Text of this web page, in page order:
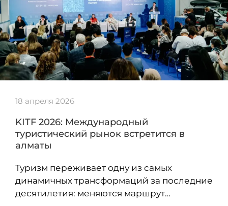
18 апреля 2026
KITF 2026: Международный
туристический рынок встретится в
алматы
Туризм переживает одну из самых
динамичных трансформаций за последние
десятилетия: меняются маршрут…